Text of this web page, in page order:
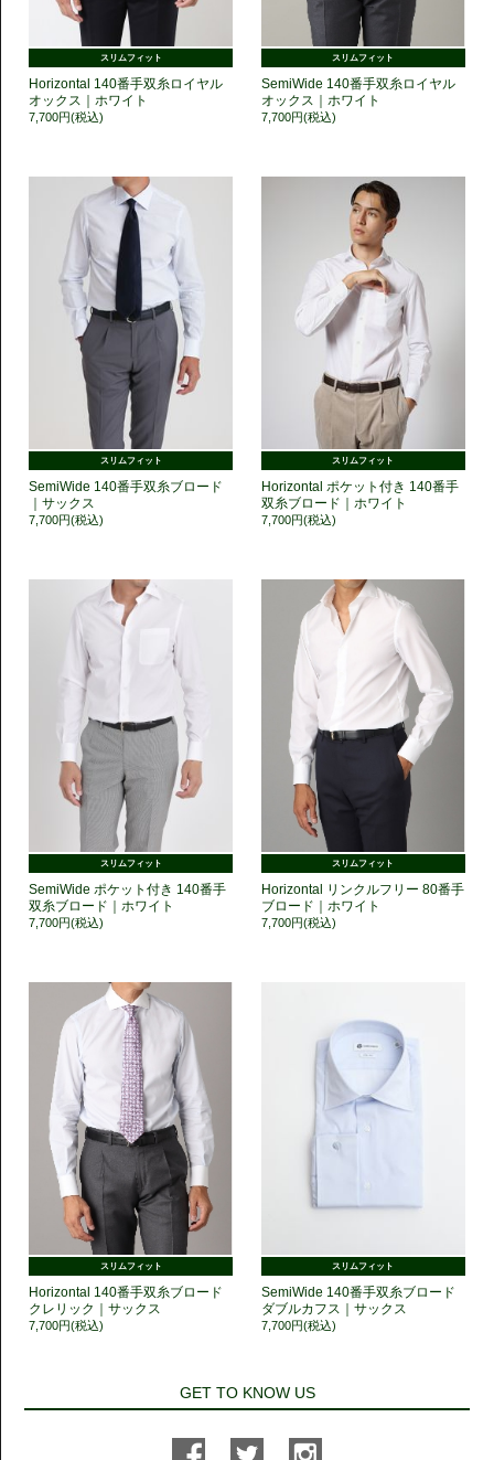
スリムフィット
Horizontal 140番手双糸ロイヤル
オックス｜ホワイト
7,700円(税込)
スリムフィット
SemiWide 140番手双糸ロイヤル
オックス｜ホワイト
7,700円(税込)
スリムフィット
SemiWide 140番手双糸ブロード
｜サックス
7,700円(税込)
スリムフィット
Horizontal ポケット付き 140番手
双糸ブロード｜ホワイト
7,700円(税込)
スリムフィット
SemiWide ポケット付き 140番手
双糸ブロード｜ホワイト
7,700円(税込)
スリムフィット
Horizontal リンクルフリー 80番手
ブロード｜ホワイト
7,700円(税込)
スリムフィット
Horizontal 140番手双糸ブロード
クレリック｜サックス
7,700円(税込)
スリムフィット
SemiWide 140番手双糸ブロード
ダブルカフス｜サックス
7,700円(税込)
GET TO KNOW US